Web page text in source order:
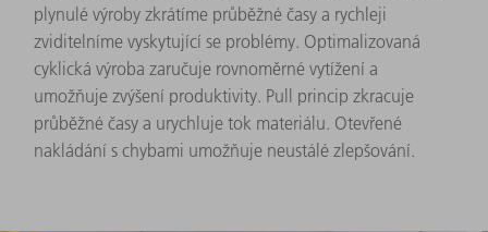
plynulé výroby zkrátíme průběžné časy a rychleji
zviditelníme vyskytující se problémy. Optimalizovaná
cyklická výroba zaručuje rovnoměrné vytížení a
umožňuje zvýšení produktivity. Pull princip zkracuje
průběžné časy a urychluje tok materiálu. Otevřené
nakládání s chybami umožňuje neustálé zlepšování.